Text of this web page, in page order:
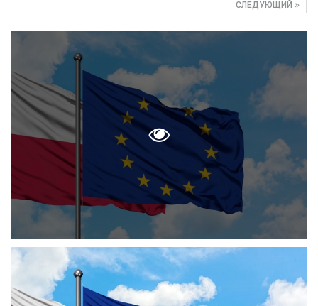
СЛЕДУЮЩИЙ